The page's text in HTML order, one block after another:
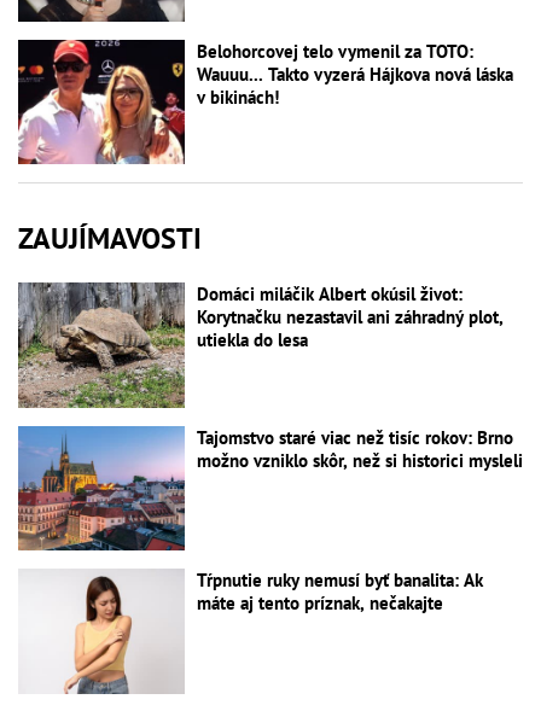
Belohorcovej telo vymenil za TOTO:
Wauuu... Takto vyzerá Hájkova nová láska
v bikinách!
ZAUJÍMAVOSTI
Domáci miláčik Albert okúsil život:
Korytnačku nezastavil ani záhradný plot,
utiekla do lesa
Tajomstvo staré viac než tisíc rokov: Brno
možno vzniklo skôr, než si historici mysleli
Tŕpnutie ruky nemusí byť banalita: Ak
máte aj tento príznak, nečakajte